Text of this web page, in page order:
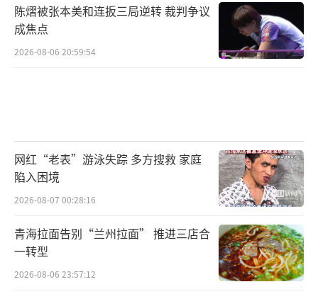
陈熠被张本美和连扳三局逆转 裁判争议
成焦点
2026-08-06 20:59:54
网红“老表”游泳失踪 多方搜救 家庭
陷入困境
2026-08-07 00:28:16
青海拉面告别“兰州拉面” 推进三店合
一转型
2026-08-06 23:57:12